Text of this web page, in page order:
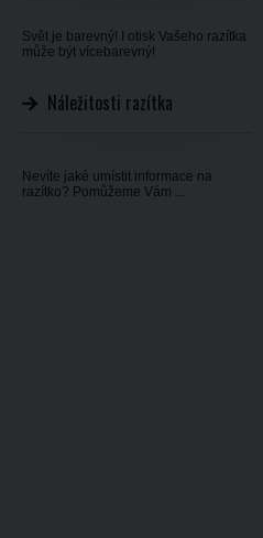
Svět je barevný! I otisk Vašeho razítka
může být vícebarevný!
Náležitosti razítka
Nevíte jaké umístit informace na
razítko? Pomůžeme Vám ...